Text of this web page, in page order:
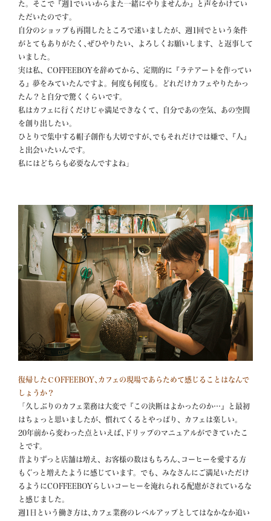
た。そこで『週1でいいからまた一緒にやりませんか』と声をかけてい
ただいたのです｡
自分のショップも再開したところで迷いましたが、週1回でという条件
がとてもありがたく､ぜひやりたい、よろしくお願いします、と返事して
いました。
実は私、COFFEEBOYを辞めてから、定期的に『ラテアートを作ってい
る』夢をみていたんですよ。何度も何度も。どれだけカフェやりたかっ
たん？と自分で驚くくらいです。
私はカフェに行くだけじゃ満足できなくて、自分であの空気、あの空間
を創り出したい。
ひとりで集中する帽子創作も大切ですが､でもそれだけでは嫌で､『人』
と出会いたいんです。
私にはどちらも必要なんですよね」
復帰したＣOFFEEBOY､カフェの現場であらためて感じることはなんで
しょうか？
「久しぶりのカフェ業務は大変で『この決断はよかったのか…』と最初
はちょっと思いましたが、慣れてくるとやっぱり、カフェは楽しい。
20年前から変わった点といえば､ドリップのマニュアルができていたこ
とです。
昔よりずっと店舗は増え、お客様の数はもちろん､コーヒーを愛する方
もぐっと増えたように感じています。でも、みなさんにご満足いただけ
るようにCOFFEEBOYらしいコーヒーを淹れられる配慮がされているな
と感じました。
週1日という働き方は､カフェ業務のレベルアップとしてはなかなか追い